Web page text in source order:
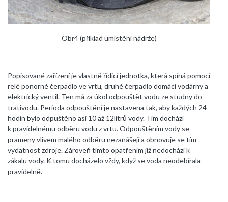
Obr4 (příklad umístění nádrže)
Popisované zařízení je vlastně řídicí jednotka, která spíná pomocí
relé ponorné čerpadlo ve vrtu, druhé čerpadlo domácí vodárny a
elektrický ventil. Ten má za úkol odpouštět vodu ze studny do
trativodu. Perioda odpouštění je nastavena tak, aby každých 24
hodin bylo odpuštěno asi 10 až 12litrů vody. Tím dochází
k pravidelnému odběru vodu z vrtu. Odpouštěním vody se
prameny vlivem malého odběru nezanášejí a obnovuje se tím
vydatnost zdroje. Zároveň tímto opatřením již nedochází k
zákalu vody. K tomu docházelo vždy, když se voda neodebírala
pravidelně.